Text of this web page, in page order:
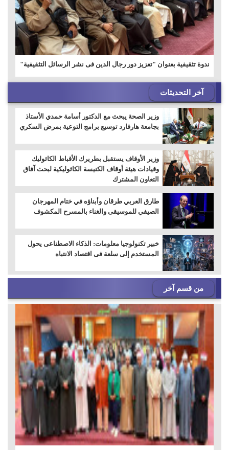
ندوة تثقيفية بعنوان "تعزيز دور رجال الدين فى نشر الرسائل التثقيفية"
آخر التحديثات
وزير الصحة يبحث مع الدكتور أسامة حمدي الأستاذ
بجامعة هارفارد توسيع برامج التوعية بمرض السكري
وزير الأوقاف يستقبل بطريرك الأقباط الكاثوليك
وقيادات هيئة أوقاف الكنيسة الكاثوليكية لبحث آفاق
التعاون المشترك
طارق العربي طرقان وأبناؤه في ختام المهرجان
الصيفي للموسيقى والغناء بالمسرح المكشوف
خبير تكنولوجيا معلومات: الذكاء الاصطناعى يحول
المستخدم إلى سلعة فى اقتصاد الانتباه
من قسم آخر